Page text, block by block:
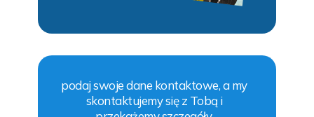
podaj swoje dane kontaktowe, a my
skontaktujemy się z Tobą i